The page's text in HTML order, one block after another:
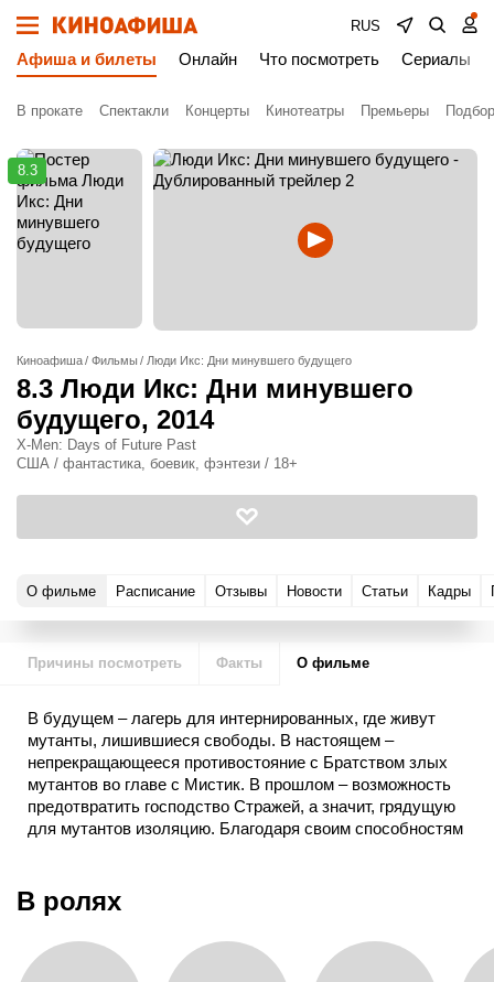
RUS
Афиша и билеты Онлайн Что посмотреть Сериалы
В прокате Спектакли Концерты Кинотеатры Премьеры
8.3
Киноафиша Фильмы Люди Икс: Дни минувшего будущего
8.3 Люди Икс: Дни минувшего
будущего, 2014
X-Men: Days of Future Past
США / фантастика, боевик, фэнтези / 18+
О фильме Расписание Отзывы Новости Статьи Кадры
Причины посмотреть Факты О фильме
В будущем – лагерь для интернированных, где живут
мутанты, лишившиеся свободы. В настоящем –
непрекращающееся противостояние с Братством злых
мутантов во главе с Мистик. В прошлом – возможность
предотвратить господство Стражей, а значит, грядущую
для мутантов изоляцию. Благодаря своим способностям
их ждет. Но этого недостаточно, ведь из грядущего в
настоящее явились и силы зла.
В ролях